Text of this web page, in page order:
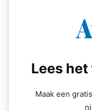
Lees
Maak een